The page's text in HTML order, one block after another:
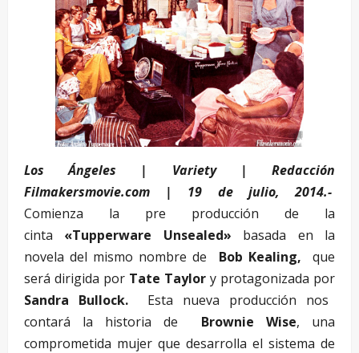
Los Ángeles | Variety | Redacción
Filmakersmovie.com | 19 de julio, 2014.-
Comienza la pre producción de la
cinta «Tupperware Unsealed» basada en la
novela del mismo nombre de Bob Kealing,
que
será dirigida por Tate Taylor y protagonizada por
Sandra Bullock.
Esta nueva producción nos
contará la historia de Brownie Wise, una
comprometida mujer que desarrolla el sistema de